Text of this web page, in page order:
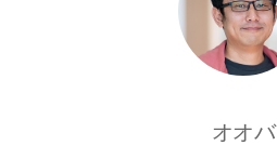
オオバ